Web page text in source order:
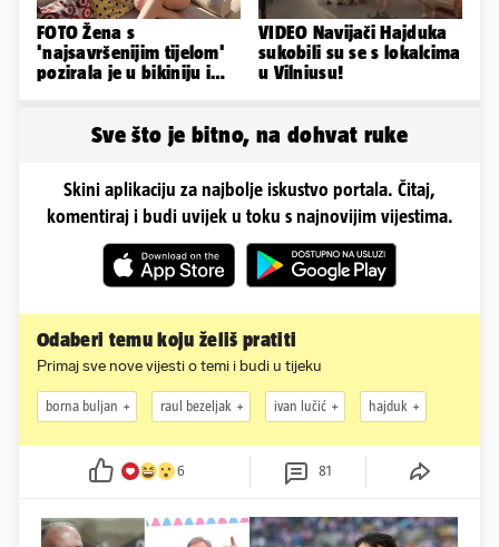
FOTO Žena s
'najsavršenijim tijelom'
pozirala je u bikiniju i
VIDEO Navijači Hajduka
sukobili su se s lokalcima
u Vilniusu!
Sve što je bitno, na dohvat ruke
Skini aplikaciju za najbolje iskustvo portala. Čitaj,
komentiraj i budi uvijek u toku s najnovijim vijestima.
Odaberi temu koju želiš pratiti
Primaj sve nove vijesti o temi i budi u tijeku
borna buljan raul bezeljak ivan lučić hajduk
6 81